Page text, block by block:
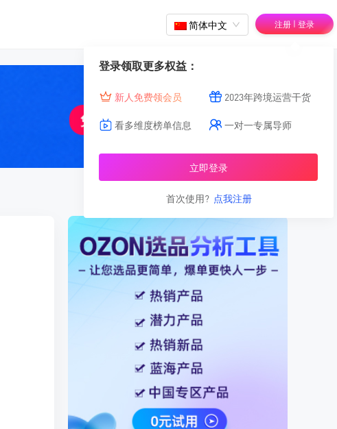
简体中文 注册 | 登录
登录领取更多权益：
新人免费领会员 2023年跨境运营干货
看多维度榜单信息 一对一专属导师
立即登录
首次使用? 点我注册